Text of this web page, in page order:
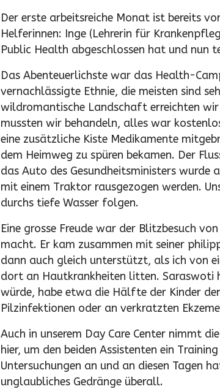
Der erste arbeitsreiche Monat ist bereits
Helferinnen: Inge (Lehrerin für
Public Health abgeschlossen hat und nun
Das Abenteuerlichste war das Health-
vernachlässigte Ethnie, die meisten sind
wildromantische Landschaft erreichten
mussten wir behandeln, alles war
eine zusätzliche Kiste Medikamente
dem Heimweg zu spüren bekamen. Der
das Auto des Gesundheitsministers wurde
mit einem Traktor rausgezogen werden.
durchs tiefe Wasser folgen.
Eine grosse Freude war der Blitzbesuch
macht. Er kam zusammen mit seiner
dann auch gleich unterstützt, als ich von
dort an Hautkrankheiten litten. Saraswoti
würde, habe etwa die Hälfte der Kinder
Pilzinfektionen oder an verkratzten
Auch in unserem Day Care Center nimmt
hier, um den beiden Assistenten ein
Untersuchungen an und an diesen Tagen
unglaubliches Gedränge überall.